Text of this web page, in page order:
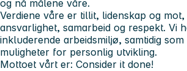
og nå målene våre.
Verdiene våre er tillit, lidenskap og
ansvarlighet, samarbeid og respekt. Vi
inkluderende arbeidsmiljø, samtidig
muligheter for personlig utvikling.
Mottoet vårt er: Consider it done!